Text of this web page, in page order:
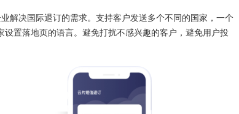
解决国际退订的需求。支持客户发送多个不同的国家，一个
置落地页的语言。避免打扰不感兴趣的客户，避免用户投